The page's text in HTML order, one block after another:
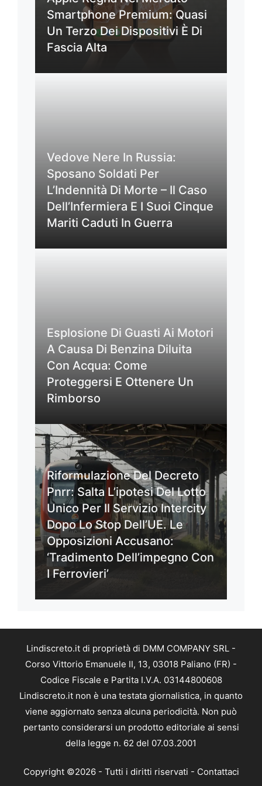
Smartphone Premium: Quasi
Un Terzo Dei Dispositivi È Di
Fascia Alta
Vedove Nere In Russia:
Sposano Soldati Per
L’Indennità Di Morte – Il Caso
Dell’Infermiera E I Suoi Cinque
Mariti Caduti In Guerra
Esplosione Di Guasti Ai Motori
A Causa Di Benzina Diluita
Con Acqua: Come
Proteggersi E Ottenere Un
Rimborso
Riformulazione Del Decreto
Pnrr: Salta L’ipotesi Del Lotto
Unico Per Il Servizio Intercity
Dopo Lo Stop Dell’UE. Le
Opposizioni Accusano:
‘Tradimento Dell’impegno Con
I Ferrovieri’
Lindiscreto.it di proprietà di DMM COMPANY SRL -
Corso Vittorio Emanuele II, 13, 03018 Paliano (FR) -
Codice Fiscale e Partita I.V.A. 03144800608
Lindiscreto.it non è una testata giornalistica, in quanto
viene aggiornato senza alcuna periodicità. Non può
pertanto considerarsi un prodotto editoriale ai sensi
della legge n. 62 del 07.03.2001
Copyright ©2026 - Tutti i diritti riservati - Contattaci